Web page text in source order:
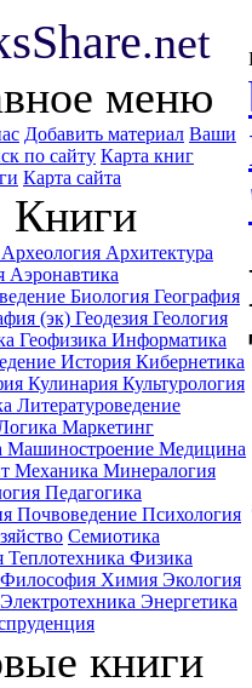
Share.net
меню
Добавить материал Ваши
по сайту Карта книг
Карта сайта
Книги
Археология Архитектура
Аэронавтика
Биология География
(эк) Геодезия Геология
Геофизика Информатика
История Кибернетика
Кулинария Культурология
Литературоведение
Маркетинг
Машиностроение Медицина
Механика Минералогия
Педагогика
Почвоведение Психология
Семиотика
Теплотехника Физика
Философия Химия Экология
Электротехника Энергетика
книги